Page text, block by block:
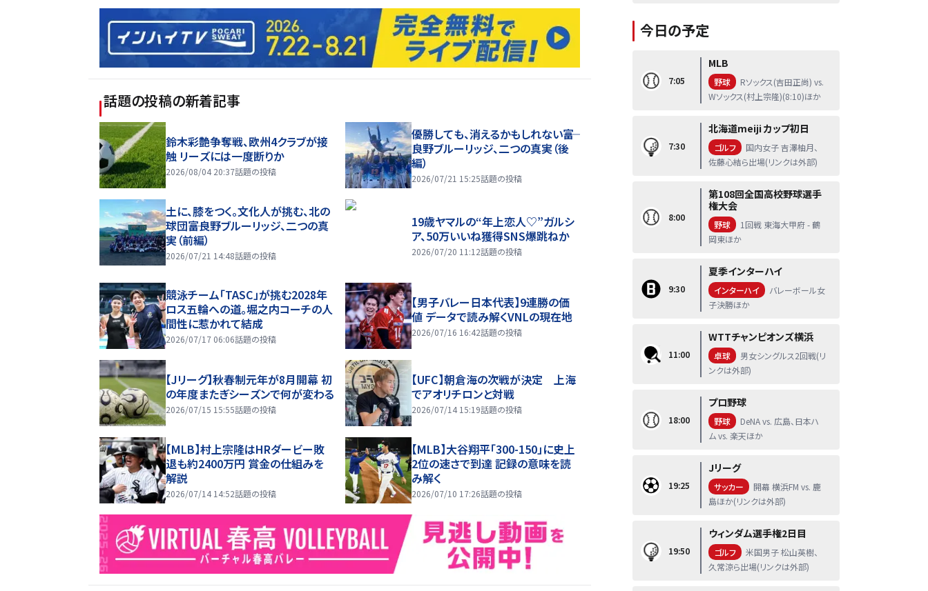
話題の投稿の新着記事
鈴木彩艶争奪戦、欧州4クラブが接
触 リーズには一度断りか
2026/08/04 20:37話題の投稿
優勝しても、消えるかもしれない――富
良野ブルーリッジ、二つの真実（後
編）
2026/07/21 15:25話題の投稿
土に、膝をつく。文化人が挑む、北の
球団――富良野ブルーリッジ、二つの真
実（前編）
2026/07/21 14:48話題の投稿
19歳ヤマルの“年上恋人♡”ガルシ
ア、50万いいね獲得SNS爆跳ねか
2026/07/20 11:12話題の投稿
競泳チーム「TASC」が挑む2028年
ロス五輪への道。堀之内コーチの人
間性に惹かれて結成
2026/07/17 06:06話題の投稿
【男子バレー日本代表】9連勝の価
値 データで読み解くVNLの現在地
2026/07/16 16:42話題の投稿
【Jリーグ】秋春制元年が8月開幕 初
の年度またぎシーズンで何が変わる
2026/07/15 15:55話題の投稿
【UFC】朝倉海の次戦が決定 上海
でアオリチロンと対戦
2026/07/14 15:19話題の投稿
【MLB】村上宗隆はHRダービー敗
退も約2400万円 賞金の仕組みを
解説
2026/07/14 14:52話題の投稿
【MLB】大谷翔平「300-150」に史上
2位の速さで到達 記録の意味を読
み解く
2026/07/10 17:26話題の投稿
今日の予定
7:05
MLB
野球
Rソックス(吉田正尚) vs.
Wソックス(村上宗隆)(8:10)ほか
7:30
北海道meiji カップ初日
ゴルフ
国内女子 吉澤柚月、
佐藤心結ら出場(リンクは外部)
8:00
第108回全国高校野球選手
権大会
野球
1回戦 東海大甲府 - 鶴
岡東ほか
9:30
夏季インターハイ
インターハイ
バレーボール女
子決勝ほか
11:00
WTTチャンピオンズ横浜
卓球
男女シングルス2回戦(リ
ンクは外部)
18:00
プロ野球
野球
DeNA vs. 広島、日本ハ
ム vs. 楽天ほか
19:25
Jリーグ
サッカー
開幕 横浜FM vs. 鹿
島ほか(リンクは外部)
19:50
ウィンダム選手権2日目
ゴルフ
米国男子 松山英樹、
久常涼ら出場(リンクは外部)